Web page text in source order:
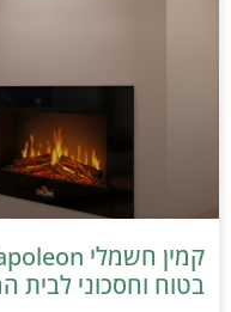
בטוח וחסכוני לבית